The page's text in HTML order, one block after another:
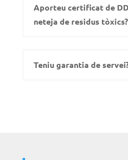
Aporteu certificat de
neteja de residus tòxics?
Teniu garantia de